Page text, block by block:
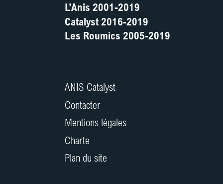
L’Anis 2001-2019
Catalyst 2016-2019
Les Roumics 2005-2019
ANIS Catalyst
Contacter
Mentions légales
Charte
Plan du site